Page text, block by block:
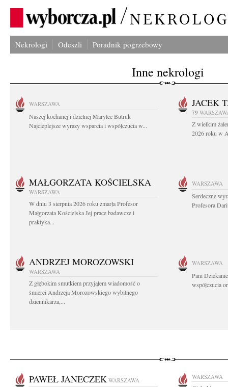
Nekrologi Odeszli Poradnik pogrzebowy
Inne nekrologi
WARSZAWA
Naszej kochanej i dzielnej Marylce Butruk
Najcieplejsze wyrazy wsparcia i współczucia w...
JACEK
79
Z wielkim
2026 roku w
MAŁGORZATA KOŚCIELSKA
WARSZAWA
W dniu 3 sierpnia 2026 roku zmarła Profesor
Małgorzata Kościelska Jej prace badawcze i
praktyka...
WARSZAWA
Serdeczne
Profesora
ANDRZEJ MOROZOWSKI
WARSZAWA
Z głębokim smutkiem przyjąłem wiadomość o
śmierci Andrzeja Morozowskiego wybitnego
dziennikarza,...
WARSZAWA
Pani
współczucia
PAWEŁ JANECZEK WARSZAWA WARSZAWA